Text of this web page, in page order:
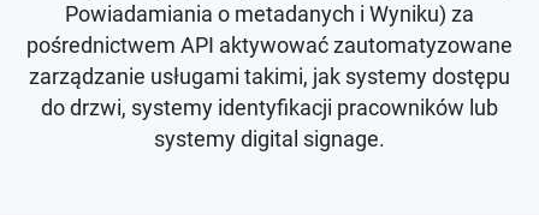
Powiadamiania o metadanych i Wyniku) za
pośrednictwem API aktywować zautomatyzowane
zarządzanie usługami takimi, jak systemy dostępu
do drzwi, systemy identyfikacji pracowników lub
systemy digital signage.